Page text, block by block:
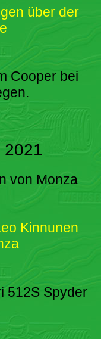
über der
Cooper bei
2021
von Monza
Kinnunen
512S Spyder